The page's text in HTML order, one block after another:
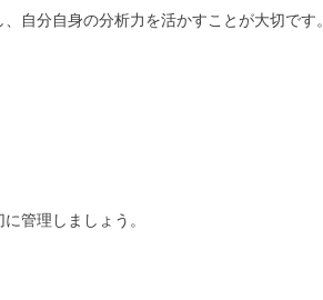
自分自身の分析力を活かすことが大切です。
管理しましょう。